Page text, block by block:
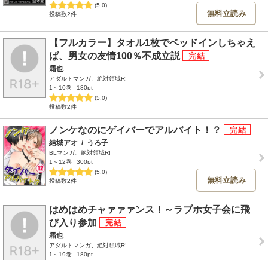
(5.0)
投稿数2件
無料立読み
【フルカラー】タオル1枚でベッドインしちゃえ
ば、男女の友情100％不成立説
霜也
アダルトマンガ、絶対領域R!
1～10巻
180pt
(5.0)
投稿数2件
ノンケなのにゲイバーでアルバイト！？
結城アオ / うろ子
BLマンガ、絶対領域R!
1～12巻
300pt
(5.0)
投稿数2件
無料立読み
はめはめチャァァァンス！～ラブホ女子会に飛
び入り参加
霜也
アダルトマンガ、絶対領域R!
1～19巻
180pt